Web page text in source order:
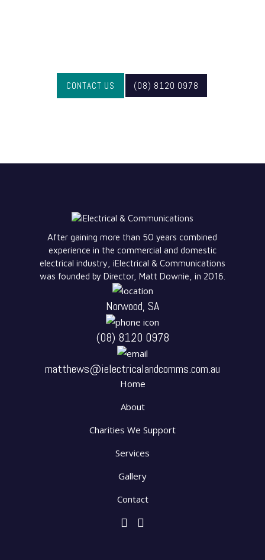
CONTACT US (08) 8120 0978
After gaining more than 50 years combined
experience in the commercial and domestic
electrical industry, iElectrical & Communications
was founded by Director, Matt Downie, in 2016.
Norwood, SA
(08) 8120 0978
matthews@ielectricalandcomms.com.au
Home
About
Charities We Support
Services
Gallery
Contact